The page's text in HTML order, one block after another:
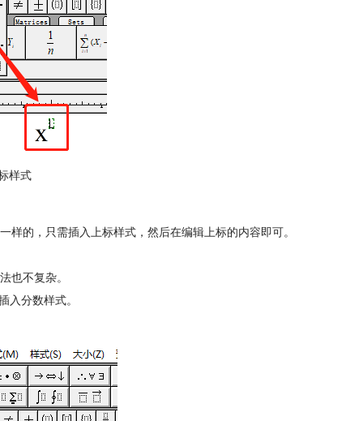
样式
的，只需插入上标样式，然后在编辑上标的内容即可。
也不复杂。
入分数样式。